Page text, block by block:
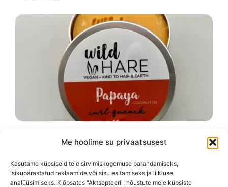
Me hoolime su privaatsusest
Kasutame küpsiseid teie sirvimiskogemuse parandamiseks,
isikupärastatud reklaamide või sisu esitamiseks ja liikluse
analüüsimiseks. Klõpsates "Aktsepteeri", nõustute meie küpsiste
€12,50 – €12,90 (€10,08ilma KM)
€7,50 – €7,74 (€10,08ilma KM)
€208,33–€ 215,00 /kg